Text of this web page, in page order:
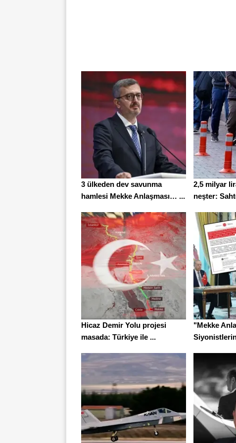
3 ülkeden dev savunma
hamlesi Mekke Anlaşması… ...
2,5 milyar
neşter:
Hicaz Demir Yolu projesi
masada: Türkiye ile ...
"Mekke